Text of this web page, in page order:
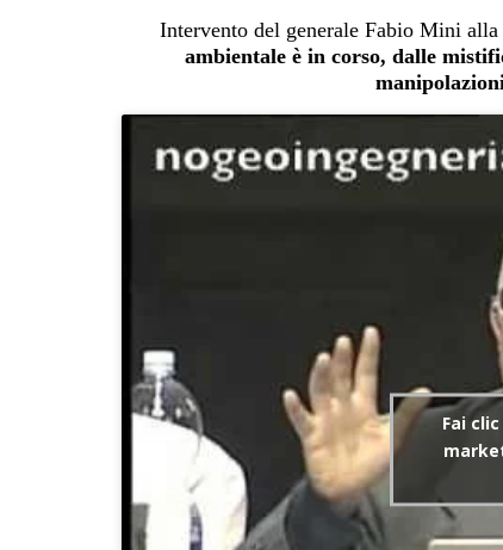
Intervento del generale Fabio Mini
ambientale è in corso, dalle
Fai